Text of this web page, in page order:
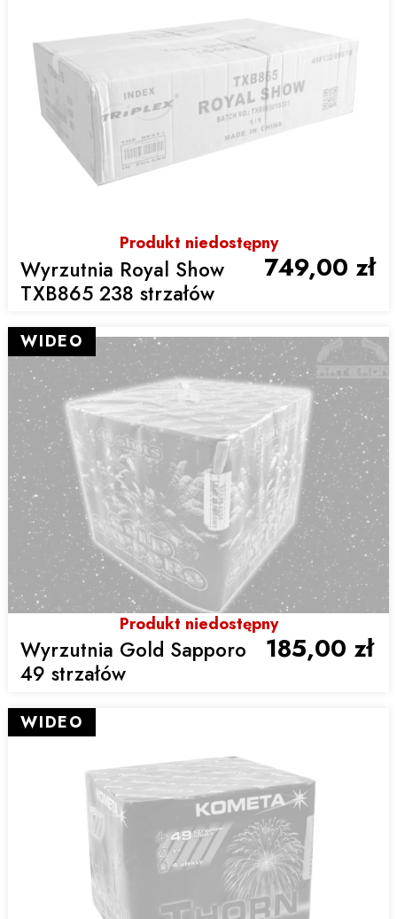
Produkt niedostępny
Wyrzutnia Royal Show
TXB865 238 strzałów
749,00 zł
Produkt niedostępny
Wyrzutnia Gold Sapporo
49 strzałów
185,00 zł
WIDEO
WIDEO